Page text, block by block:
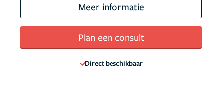
Meer informatie
Plan een consult
Direct beschikbaar